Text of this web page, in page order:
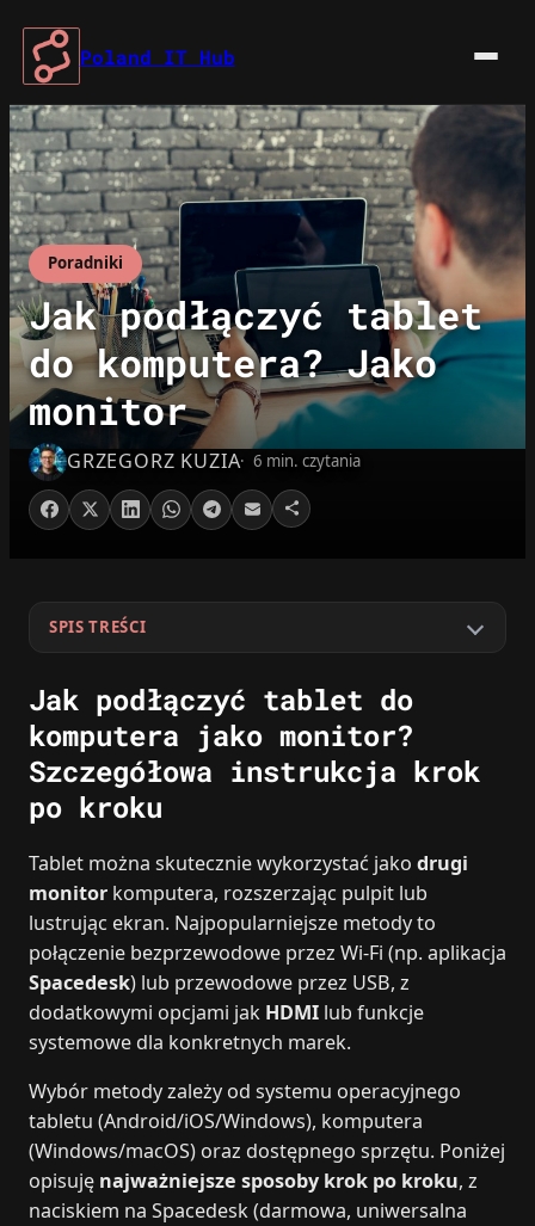
Przejdź
treści
Poland IT Hub
Poradniki
Jak podłączyć tablet
do komputera? Jako
monitor
GRZEGORZ KUZIA 6 min. czytania
SPIS TREŚCI
Jak podłączyć tablet do
komputera jako monitor?
Szczegółowa instrukcja krok
po kroku
Tablet można skutecznie wykorzystać jako drugi
monitor komputera, rozszerzając pulpit lub
lustrując ekran. Najpopularniejsze metody to
połączenie bezprzewodowe przez Wi‑Fi (np. aplikacja
Spacedesk) lub przewodowe przez USB, z
dodatkowymi opcjami jak HDMI lub funkcje
systemowe dla konkretnych marek.
Wybór metody zależy od systemu operacyjnego
tabletu (Android/iOS/Windows), komputera
(Windows/macOS) oraz dostępnego sprzętu. Poniżej
opisuję najważniejsze sposoby krok po kroku, z
naciskiem na Spacedesk (darmowa, uniwersalna